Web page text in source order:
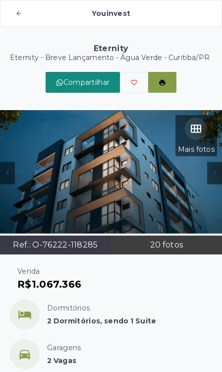
Youinvest
Eternity
Eternity - Breve Lançamento -Água Verde - Curitiba/PR
Compartilhar
Mais fotos
Ref.:O-76222-118285 20 fotos
Venda
R$1.067.366
Dormitórios
2 Dormitórios, sendo 1 Suíte
Garagens
2 Vagas